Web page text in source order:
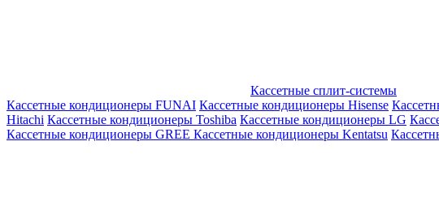
Кассетные сплит-системы
Кассетные кондиционеры FUNAI Кассетные кондиционеры Hisense
Hitachi Кассетные кондиционеры Toshiba Кассетные кондиционеры LG
Кассетные кондиционеры GREE Кассетные кондиционеры Kentatsu